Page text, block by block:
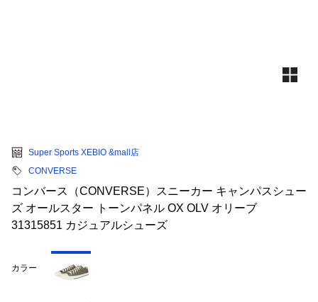
Super Sports XEBIO &mall店
CONVERSE
コンバース（CONVERSE）スニーカー キャンパスシュー
ズ オールスター トーンパネル OX OLV オリーブ
31315851 カジュアルシューズ
カラー